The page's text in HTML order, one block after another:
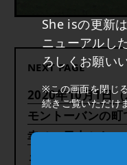
She isの更新
ニューアルし
ろしくお願い
※この画面を閉じ
続きご覧いただけ
NEXT PAGE
2020年10月1日
モントーバンの
幸せ。日本から
ェで感じたここに